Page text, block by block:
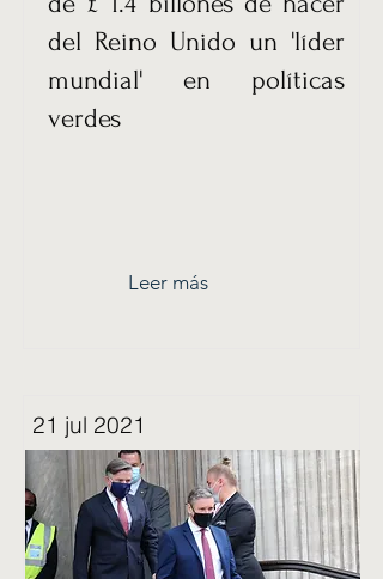
del Reino Unido un 'líder
mundial' en políticas
verdes
Leer más
21 jul 2021